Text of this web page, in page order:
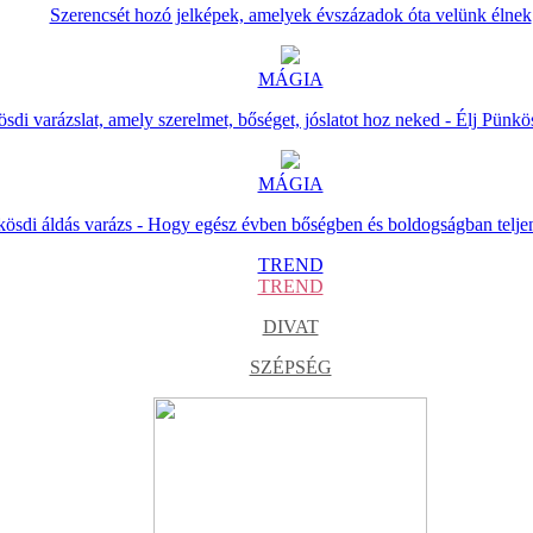
Szerencsét hozó jelképek, amelyek évszázadok óta velünk élnek
MÁGIA
varázslat, amely szerelmet, bőséget, jóslatot hoz neked - Élj
MÁGIA
áldás varázs - Hogy egész évben bőségben és boldogságban
TREND
TREND
DIVAT
SZÉPSÉG